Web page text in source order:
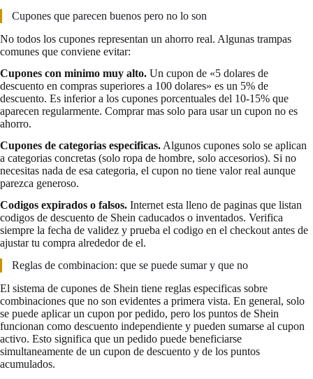
Cupones que parecen buenos pero no lo son
No todos los cupones representan un ahorro real. Algunas trampas
comunes que conviene evitar:
Cupones con minimo muy alto. Un cupon de «5 dolares de
descuento en compras superiores a 100 dolares» es un 5% de
descuento. Es inferior a los cupones porcentuales del 10-15% que
aparecen regularmente. Comprar mas solo para usar un cupon no es
ahorro.
Cupones de categorias especificas. Algunos cupones solo se aplican
a categorias concretas (solo ropa de hombre, solo accesorios). Si no
necesitas nada de esa categoria, el cupon no tiene valor real aunque
parezca generoso.
Codigos expirados o falsos. Internet esta lleno de paginas que listan
codigos de descuento de Shein caducados o inventados. Verifica
siempre la fecha de validez y prueba el codigo en el checkout antes de
ajustar tu compra alrededor de el.
Reglas de combinacion: que se puede sumar y que no
El sistema de cupones de Shein tiene reglas especificas sobre
combinaciones que no son evidentes a primera vista. En general, solo
se puede aplicar un cupon por pedido, pero los puntos de Shein
funcionan como descuento independiente y pueden sumarse al cupon
activo. Esto significa que un pedido puede beneficiarse
simultaneamente de un cupon de descuento y de los puntos
acumulados.